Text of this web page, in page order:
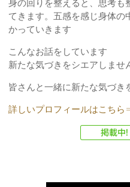
身の回りを整えると、思考も
てきます。五感を感じ身体の
かっていきます
こんなお話をしています
新たな気づきをシエアしませ
皆さんと一緒に新たな気づき
詳しいプロフィールはこち